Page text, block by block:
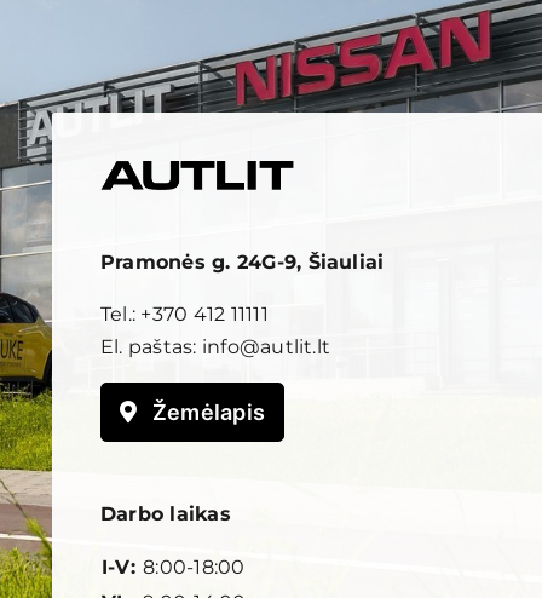
Pramonės g. 24G-9, Šiauliai
Tel.: +370 412 11111
El. paštas: info@autlit.lt
Žemėlapis
Darbo laikas
I-V: 8:00-18:00